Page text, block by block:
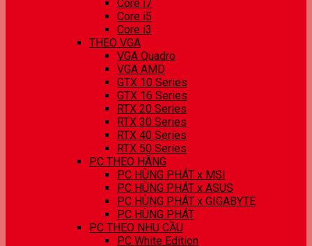
Core i7
Core i5
Core i3
THEO VGA
VGA Quadro
VGA AMD
GTX 10 Series
GTX 16 Series
RTX 20 Series
RTX 30 Series
RTX 40 Series
RTX 50 Series
PC THEO HÃNG
PC HÙNG PHÁT x MSI
PC HÙNG PHÁT x ASUS
PC HÙNG PHÁT x GIGABYTE
PC HÙNG PHÁT
PC THEO NHU CẦU
PC White Edition